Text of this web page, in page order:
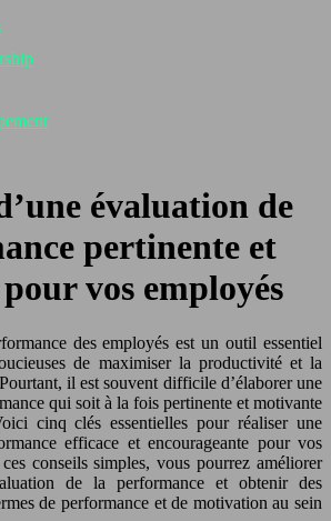
évaluation de
pertinente et
vos employés
des employés est un outil essentiel
de maximiser la productivité et la
il est souvent difficile d’élaborer une
qui soit à la fois pertinente et motivante
cinq clés essentielles pour réaliser une
efficace et encourageante pour vos
conseils simples, vous pourrez améliorer
de la performance et obtenir des
de performance et de motivation au sein